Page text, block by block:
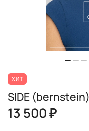
ХИТ
SIDE (bernstein)
13 500 ₽